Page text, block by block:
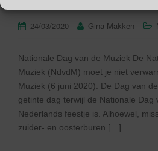
24/03/2020 Gina Makken
Nationale Dag van de Muziek De
Muziek (NdvdM) moet je niet
Muziek (6 juni 2020). De Dag van
getinte dag terwijl de Nationale Dag
Nederlands feestje is. Alhoewel,
zuider- en oosterburen […]